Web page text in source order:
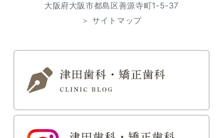
大阪府大阪市都島区善源寺町1-5-37
＞ サイトマップ